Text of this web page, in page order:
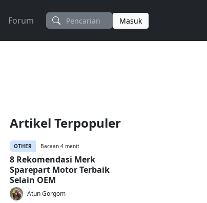
Forum Masuk
Artikel Terpopuler
OTHER Bacaan 4 menit
8 Rekomendasi Merk
Sparepart Motor Terbaik
Selain OEM
Atun Gorgom